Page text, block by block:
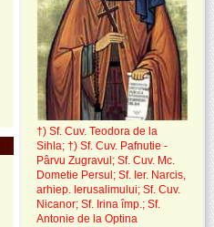
†) Sf. Cuv. Teodora de la
Sihla; †) Sf. Cuv. Pafnutie -
Pârvu Zugravul ; Sf. Cuv. Mc.
Dometie Persul; Sf. Ier. Narcis,
arhiep. Ierusalimului; Sf. Cuv.
Nicanor; Sf. Irina împ.; Sf.
Antonie de la Optina